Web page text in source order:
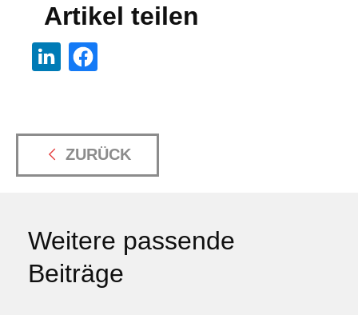
Artikel teilen
ZURÜCK
Weitere passende
Beiträge